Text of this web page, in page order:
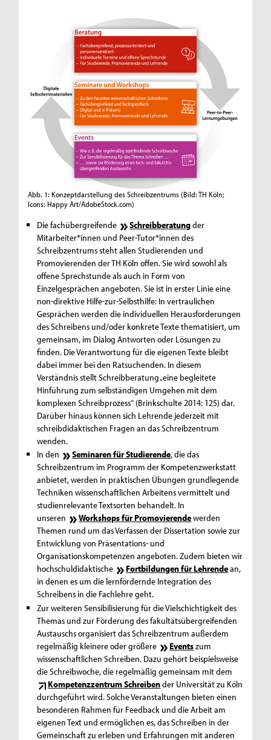
Abb. 1: Konzeptdarstellung des Schreibzentrums (Bild: TH Köln;
Icons: Happy Art/AdobeStock.com)
Die fachübergreifende Schreibberatungder
Mitarbeiter*innen und Peer-Tutor*innen des
Schreibzentrums steht allen Studierenden und
Promovierenden der TH Köln offen. Sie wird sowohl als
offene Sprechstunde als auch in Form von
Einzelgesprächen angeboten. Sie ist in erster Linie eine
non-direktive Hilfe-zur-Selbsthilfe: In vertraulichen
Gesprächen werden die individuellen Herausforderungen
des Schreibens und/oder konkrete Texte thematisiert, um
gemeinsam, im Dialog Antworten oder Lösungen zu
finden. Die Verantwortung für die eigenen Texte bleibt
dabei immer bei den Ratsuchenden. In diesem
Verständnis stellt Schreibberatung „eine begleitete
Hinführung zum selbständigen Umgehen mit dem
komplexen Schreibprozess“ (Brinkschulte 2014: 125) dar.
Darüber hinaus können sich Lehrende jederzeit mit
schreibdidaktischen Fragen an das Schreibzentrum
wenden.
In den
Seminaren für Studierende, die das
Schreibzentrum im Programm der Kompetenzwerkstatt
anbietet, werden in praktischen Übungen grundlegende
Techniken wissenschaftlichen Arbeitens vermittelt und
studienrelevante Textsorten behandelt. In
unseren
Workshopsfür Promovierendewerden
Themen rund um das Verfassen der Dissertation sowie zur
Entwicklung von Präsentations- und
Organisationskompetenzen angeboten. Zudem bieten wir
hochschuldidaktische
Fortbildungen für Lehrendean,
in denen es um die lernfördernde Integration des
Schreibens in die Fachlehre geht.
Zur weiteren Sensibilisierung für die Vielschichtigkeit des
Themas und zur Förderung des fakultätsübergreifenden
Austauschs organisiert das Schreibzentrum außerdem
regelmäßig kleinere oder größere
Eventszum
wissenschaftlichen Schreiben. Dazu gehört beispielsweise
die Schreibwoche, die regelmäßig gemeinsam mit dem
Kompetenzzentrum Schreibender Universität zu Köln
durchgeführt wird. Solche Veranstaltungen bieten einen
besonderen Rahmen für Feedback und die Arbeit am
eigenen Text und ermöglichen es, das Schreiben in der
Gemeinschaft zu erleben und Erfahrungen mit anderen